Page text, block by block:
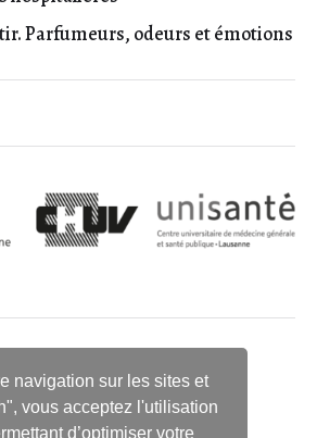
navigation sur les sites et
vous acceptez l'utilisation
d’optimiser votre
Parfumeurs, odeurs et émotions